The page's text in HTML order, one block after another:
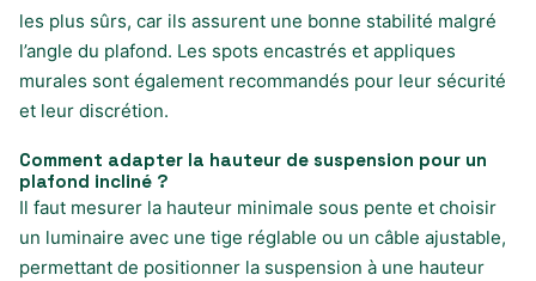
les plus sûrs, car ils assurent une bonne stabilité malgré
l’angle du plafond. Les spots encastrés et appliques
murales sont également recommandés pour leur sécurité
et leur discrétion.
Comment adapter la hauteur de suspension pour un
plafond incliné ?
Il faut mesurer la hauteur minimale sous pente et choisir
un luminaire avec une tige réglable ou un câble ajustable,
permettant de positionner la suspension à une hauteur